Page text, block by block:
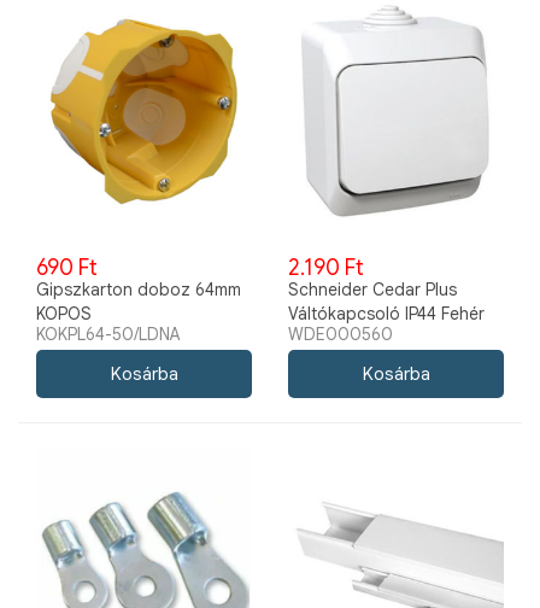
690 Ft
Gipszkarton doboz 64mm
KOPOS
KOKPL64-50/LDNA
2.190 Ft
Schneider Cedar Plus
Váltókapcsoló IP44 Fehér
WDE000560